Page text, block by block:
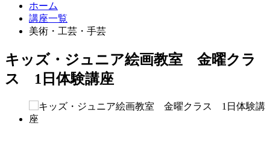
ホーム
講座一覧
美術・工芸・手芸
キッズ・ジュニア絵画教室 金曜クラ
ス 1日体験講座